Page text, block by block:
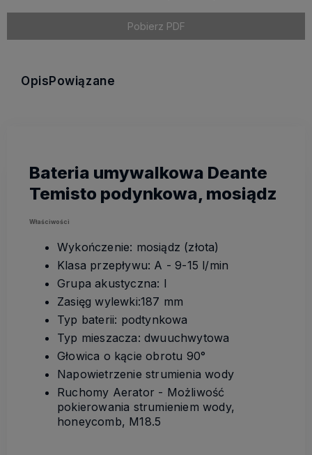
Pobierz PDF
Opis Powiązane
Bateria umywalkowa Deante
Temisto podynkowa, mosiądz
Właściwości
Wykończenie: mosiądz (złota)
Klasa przepływu: A - 9-15 l/min
Grupa akustyczna: I
Zasięg wylewki:187 mm
Typ baterii: podtynkowa
Typ mieszacza: dwuuchwytowa
Głowica o kącie obrotu 90°
Napowietrzenie strumienia wody
Ruchomy Aerator - Możliwość
pokierowania strumieniem wody,
honeycomb, M18.5